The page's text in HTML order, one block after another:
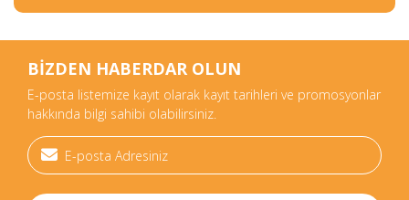
BİZDEN HABERDAR OLUN
E-posta listemize kayıt olarak kayıt tarihleri ve promosyonlar
hakkında bilgi sahibi olabilirsiniz.